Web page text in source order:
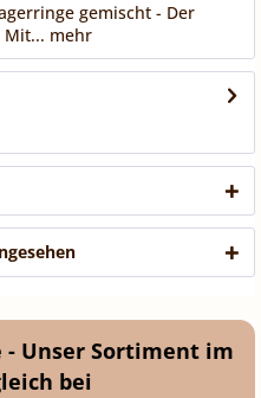
gemischt - Der
Mit... mehr
- Unser Sortiment im
bei